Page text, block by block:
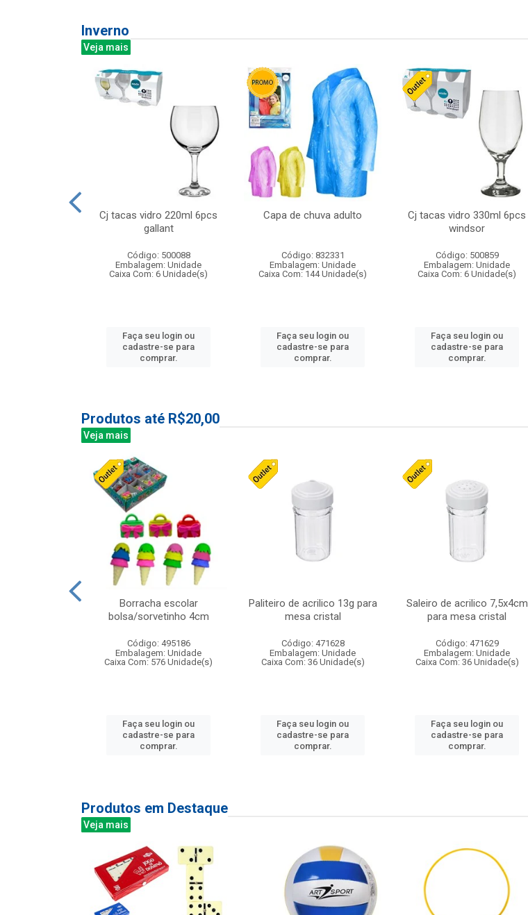
Inverno
Veja mais
Cj tacas vidro 220ml 6pcs
gallant
Código: 500088
Embalagem: Unidade
Caixa Com: 6 Unidade(s)
Faça seu login ou
cadastre-se para
comprar.
Capa de chuva adulto
Código: 832331
Embalagem: Unidade
Caixa Com: 144 Unidade(s)
Faça seu login ou
cadastre-se para
comprar.
Cj tacas vidro 330ml 6pcs
windsor
Código: 500859
Embalagem: Unidade
Caixa Com: 6 Unidade(s)
Faça seu login ou
cadastre-se para
comprar.
Produtos até R$20,00
Veja mais
Borracha escolar
bolsa/sorvetinho 4cm
Código: 495186
Embalagem: Unidade
Caixa Com: 576 Unidade(s)
Faça seu login ou
cadastre-se para
comprar.
Paliteiro de acrilico 13g para
mesa cristal
Código: 471628
Embalagem: Unidade
Caixa Com: 36 Unidade(s)
Faça seu login ou
cadastre-se para
comprar.
Saleiro de acrilico 7,5x4cm
para mesa cristal
Código: 471629
Embalagem: Unidade
Caixa Com: 36 Unidade(s)
Faça seu login ou
cadastre-se para
comprar.
Produtos em Destaque
Veja mais